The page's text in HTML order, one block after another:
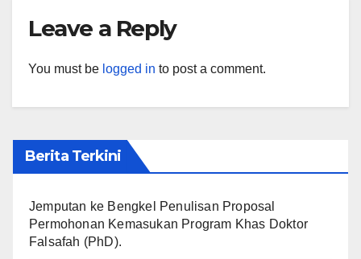
Leave a Reply
You must be logged in to post a comment.
Berita Terkini
Jemputan ke Bengkel Penulisan Proposal
Permohonan Kemasukan Program Khas Doktor
Falsafah (PhD).